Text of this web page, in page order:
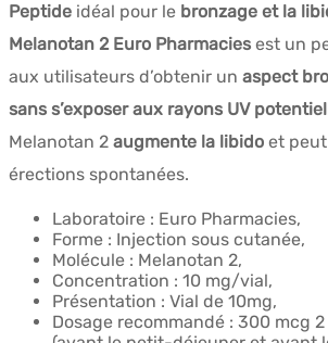
actuel
Peptide idéal pour le bronzage et la
Melanotan 2 Euro Pharmacies est un
aux utilisateurs d’obtenir un aspect
sans s’exposer aux rayons UV
Melanotan 2 augmente la libido et
érections spontanées.
Laboratoire : Euro Pharmacies,
Forme : Injection sous cutanée,
Molécule : Melanotan 2,
Concentration : 10 mg/vial,
Présentation : Vial de 10mg,
Dosage recommandé : 300 mcg